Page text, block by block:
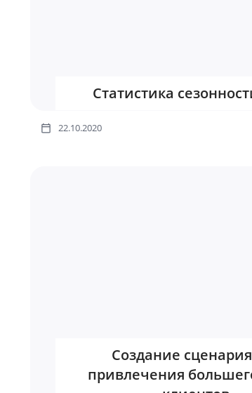
Статистика
22.10.2020
Создание
привлечения